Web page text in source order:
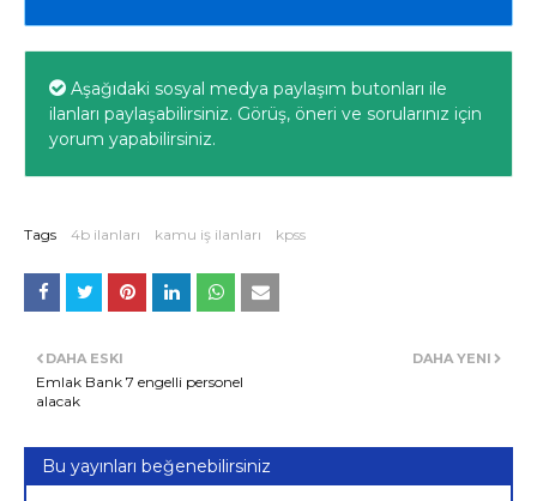
Aşağıdaki sosyal medya paylaşım butonları ile
ilanları paylaşabilirsiniz. Görüş, öneri ve sorularınız için
yorum yapabilirsiniz.
Tags 4b ilanları kamu iş ilanları kpss
DAHA YENI
DAHA ESKI
Emlak Bank 7 engelli personel
alacak
Bu yayınları beğenebilirsiniz